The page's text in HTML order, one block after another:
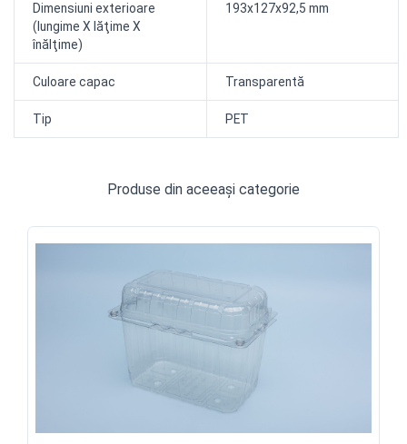
Dimensiuni exterioare
(lungime X lăţime X
înălţime)
193x127x92,5 mm
Culoare capac Transparentă
Tip PET
Produse din aceeași categorie